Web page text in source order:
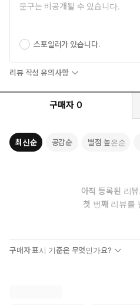
스포일러가 있습니다.
리뷰 작성 유의사항
구매자 0
최신순 공감순 별점 높은순
아직 등록된 리
첫 번째 리뷰를
구매자 표시 기준은 무엇인가요?